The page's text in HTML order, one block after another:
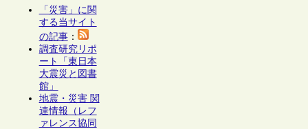
「災害」に関
する当サイト
の記事：
調査研究リポ
ート「東日本
大震災と図書
館」
地震・災害 関
連情報（レフ
ァレンス協同